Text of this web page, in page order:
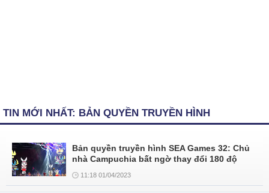
TIN MỚI NHẤT: BẢN QUYỀN TRUYỀN HÌNH
Bản quyền truyền hình SEA Games 32: Chủ
nhà Campuchia bất ngờ thay đổi 180 độ
11:18 01/04/2023